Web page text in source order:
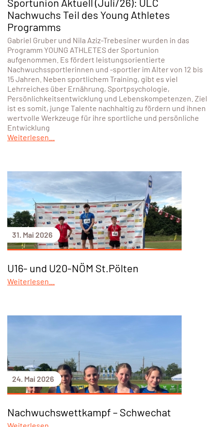
Nachwuchs Teil des Young Athletes
Programms
Gabriel Gruber und Nila Aziz-Trebesiner wurden in das
Programm YOUNG ATHLETES der Sportunion
aufgenommen. Es fördert leistungsorientierte
Nachwuchssportlerinnen und -sportler im Alter von 12 bis
15 Jahren. Neben sportlichem Training, gibt es viel
Lehrreiches über Ernährung, Sportpsychologie,
Persönlichkeitsentwicklung und Lebenskompetenzen. Ziel
ist es somit, junge Talente nachhaltig zu fördern und ihnen
wertvolle Werkzeuge für ihre sportliche und persönliche
Entwicklung
Weiterlesen...
31. Mai 2026
U16- und U20-NÖM St.Pölten
Weiterlesen...
24. Mai 2026
Nachwuchswettkampf – Schwechat